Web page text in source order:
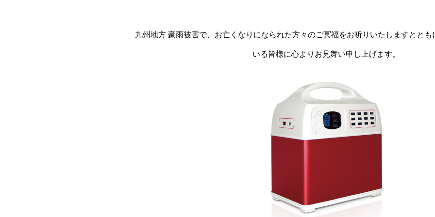
九州地方 豪雨被害で、お亡くなりになられた方々のご冥福をお祈りいたしますととも
いる皆様に心よりお見舞い申し上げます。